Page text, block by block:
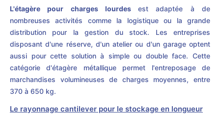
L'étagère pour charges lourdes
est adaptée à de
nombreuses activités comme la logistique ou la grande
distribution pour la gestion du stock. Les entreprises
disposant d'une réserve, d'un atelier ou d'un garage optent
aussi pour cette solution à simple ou double face. Cette
catégorie d'étagère métallique permet l'entreposage de
marchandises volumineuses de charges moyennes, entre
370 à 650 kg.
Le rayonnage cantilever pour le stockage en longueur